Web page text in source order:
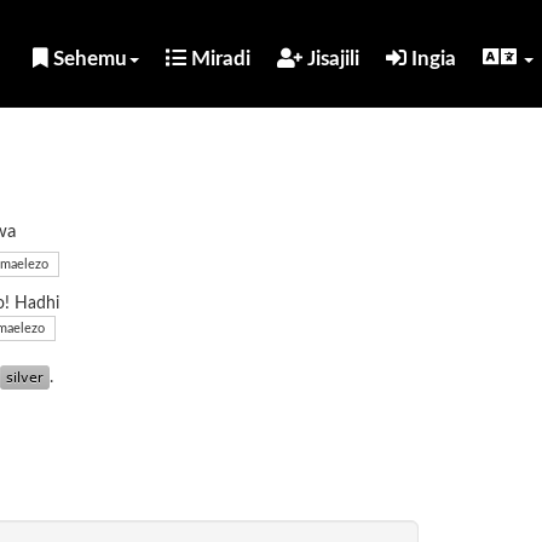
Sehemu Miradi Jisajili Ingia
Hadhi
.